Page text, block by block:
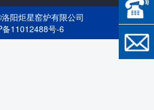
洛阳炬星窑炉有限公司
备11012488号-6